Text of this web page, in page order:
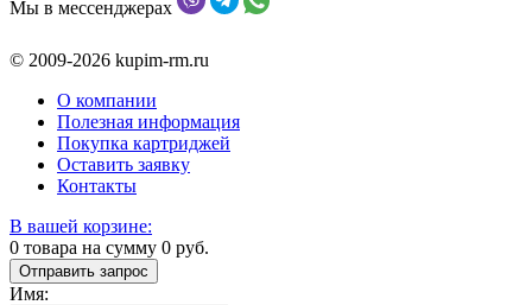
Мы в мессенджерах
© 2009-2026 kupim-rm.ru
О компании
Полезная информация
Покупка картриджей
Оставить заявку
Контакты
В вашей корзине:
0 товара на сумму 0 руб.
Отправить запрос
Имя: